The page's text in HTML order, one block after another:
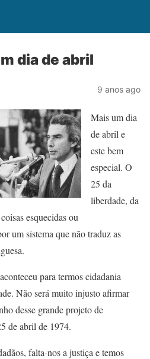
dia de abril
9 anos ago
Mais um dia
de abril e
este bem
especial. O
25 da
liberdade, da
esquecidas ou
um sistema que não traduz as
para termos cidadania
Não será muito injusto afirmar
desse grande projeto de
de abril de 1974.
falta-nos a justiça e temos